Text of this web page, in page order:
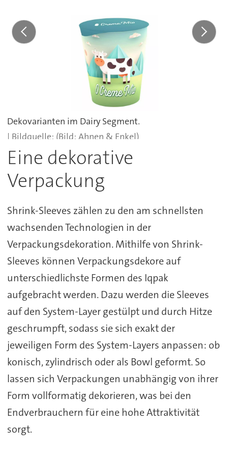
Dekovarianten im Dairy Segment.
(Bild: Ahnen & Enkel)
Eine dekorative
Verpackung
Shrink-Sleeves zählen zu den am schnellsten
wachsenden Technologien in der
Verpackungsdekoration. Mithilfe von Shrink-
Sleeves können Verpackungsdekore auf
unterschiedlichste Formen des Iqpak
aufgebracht werden. Dazu werden die Sleeves
auf den System-Layer gestülpt und durch Hitze
geschrumpft, sodass sie sich exakt der
jeweiligen Form des System-Layers anpassen: ob
konisch, zylindrisch oder als Bowl geformt. So
lassen sich Verpackungen unabhängig von ihrer
Form vollformatig dekorieren, was bei den
Endverbrauchern für eine hohe Attraktivität
sorgt.